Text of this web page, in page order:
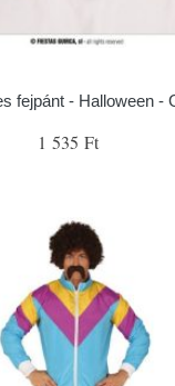
fejpánt - Halloween -
1 535 Ft